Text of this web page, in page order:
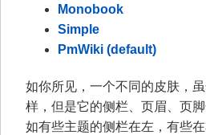
Monobook
Simple
PmWiki (default)
如你所见，一个不同的皮肤，
样，但是它的侧栏、页眉、页
如有些主题的侧栏在左，有些在